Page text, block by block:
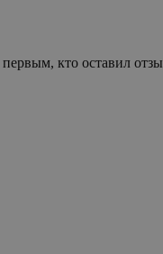
кто оставил